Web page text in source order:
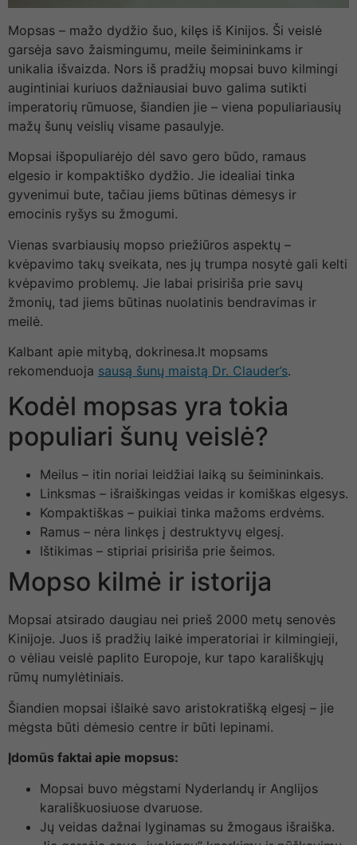
Mopsas – mažo dydžio šuo, kilęs iš Kinijos. Ši veislė
garsėja savo žaismingumu, meile šeimininkams ir
unikalia išvaizda. Nors iš pradžių mopsai buvo kilmingi
augintiniai kuriuos dažniausiai buvo galima sutikti
imperatorių rūmuose, šiandien jie – viena populiariausių
mažų šunų veislių visame pasaulyje.
Mopsai išpopuliarėjo dėl savo gero būdo, ramaus
elgesio ir kompaktiško dydžio. Jie idealiai tinka
gyvenimui bute, tačiau jiems būtinas dėmesys ir
emocinis ryšys su žmogumi.
Vienas svarbiausių mopso priežiūros aspektų –
kvėpavimo takų sveikata, nes jų trumpa nosytė gali kelti
kvėpavimo problemų. Jie labai prisiriša prie savų
žmonių, tad jiems būtinas nuolatinis bendravimas ir
meilė.
Kalbant apie mitybą, dokrinesa.lt mopsams
rekomenduoja sausą šunų maistą Dr. Clauder’s.
Kodėl mopsas yra tokia
populiari šunų veislė?
Meilus – itin noriai leidžiai laiką su šeimininkais.
Linksmas – išraiškingas veidas ir komiškas elgesys.
Kompaktiškas – puikiai tinka mažoms erdvėms.
Ramus – nėra linkęs į destruktyvų elgesį.
Ištikimas – stipriai prisiriša prie šeimos.
Mopso kilmė ir istorija
Mopsai atsirado daugiau nei prieš 2000 metų senovės
Kinijoje. Juos iš pradžių laikė imperatoriai ir kilmingieji,
o vėliau veislė paplito Europoje, kur tapo karališkųjų
rūmų numylėtiniais.
Šiandien mopsai išlaikė savo aristokratišką elgesį – jie
mėgsta būti dėmesio centre ir būti lepinami.
Įdomūs faktai apie mopsus:
Mopsai buvo mėgstami Nyderlandų ir Anglijos
karališkuosiuose dvaruose.
Jų veidas dažnai lyginamas su žmogaus išraiška.